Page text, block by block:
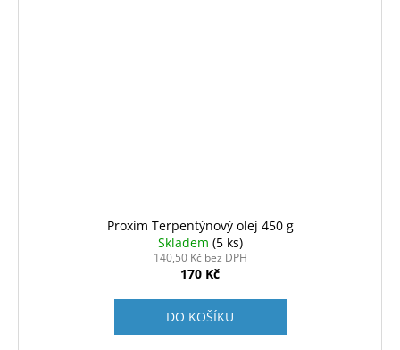
Proxim Terpentýnový olej 450 g
Skladem (5 ks)
140,50 Kč bez DPH
170 Kč
DO KOŠÍKU